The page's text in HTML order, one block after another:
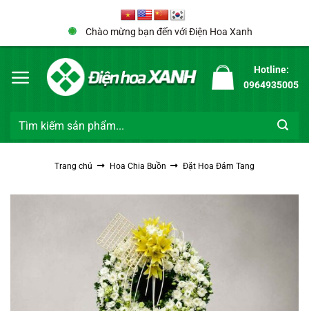
Chào mừng bạn đến với Điện Hoa Xanh
Hotline:
0964935005
Tìm
Trang chủ Hoa Chia Buồn Đặt Hoa Đám Tang